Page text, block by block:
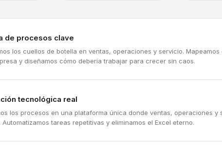
de procesos clave
los cuellos de botella en ventas, operaciones y servicio. Mapeamos
y diseñamos cómo debería trabajar para crecer sin caos.
tecnológica real
los procesos en una plataforma única donde ventas, operaciones y
Automatizamos tareas repetitivas y eliminamos el Excel eterno.